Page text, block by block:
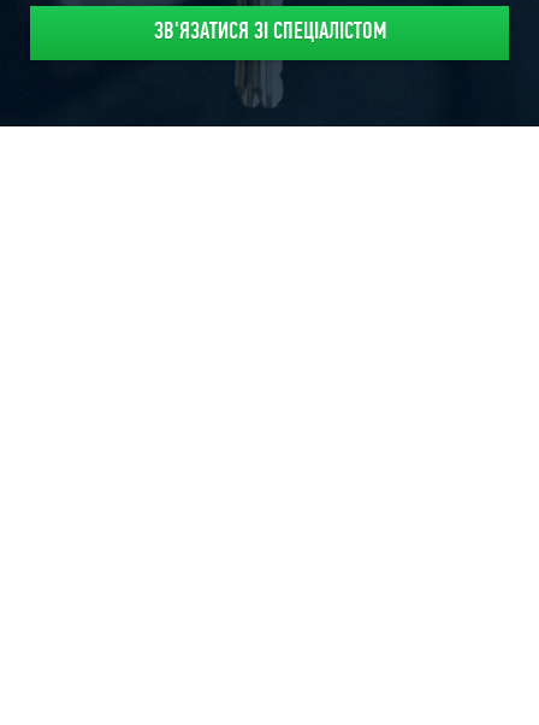
деяких комунікацій, можливі проблеми з сусідами при певних
ремонту, слабке опалення, дуже не презентабельний вхід у
двір чи будинок , Це всього частина пунктів, які на перших